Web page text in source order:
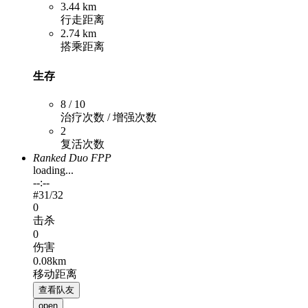
3.44 km
行走距离
2.74 km
搭乘距离
生存
8 / 10
治疗次数 / 增强次数
2
复活次数
Ranked Duo FPP
loading...
--:--
#31/32
0
击杀
0
伤害
0.08km
移动距离
查看队友
open